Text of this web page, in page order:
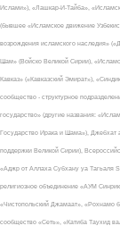
Ислами»), «Лашкар-И-Тайба»,
(бывшее «Исламское движение
возрождения исламского наследия»
Шам» (Войско Великой Сирии),
Кавказ» («Кавказский Эмират»),
сообщество - структурное
государство» (другие названия:
Государство Ирака и Шама»), Джебхат
поддержки Великой Сирии),
«Аджр от Аллаха Субхану уа Тагьаля
религиозное объединение «АУМ
«Чистопольский Джамаат», «Рохнамо
сообщество «Сеть», «Катиба Таухид